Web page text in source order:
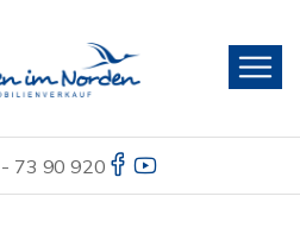
73 90 920